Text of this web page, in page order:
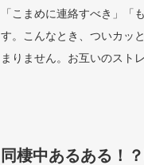
「こまめに連絡すべき」
す。こんなとき、ついカッ
まりません。お互いのスト
同棲中あるある！